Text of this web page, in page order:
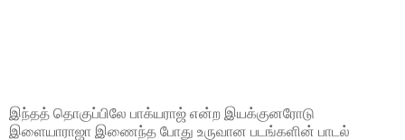
இந்தத் தொகுப்பிலே பாக்யராஜ் என்ற இயக்குனரோடு
இளையாராஜா இணைந்த போது உருவான படங்களின் பாடல்